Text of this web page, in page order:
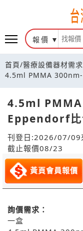
報價
首頁/醫療設備器材需求
4.5ml PMMA
4.5ml
Eppendorf比
刊登日:2026/07/09
截止報價08/23
黃頁會員報價
詢價需求：
一盒